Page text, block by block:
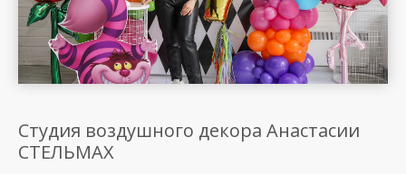
Студия воздушного декора Анастасии
СТЕЛЬМАХ